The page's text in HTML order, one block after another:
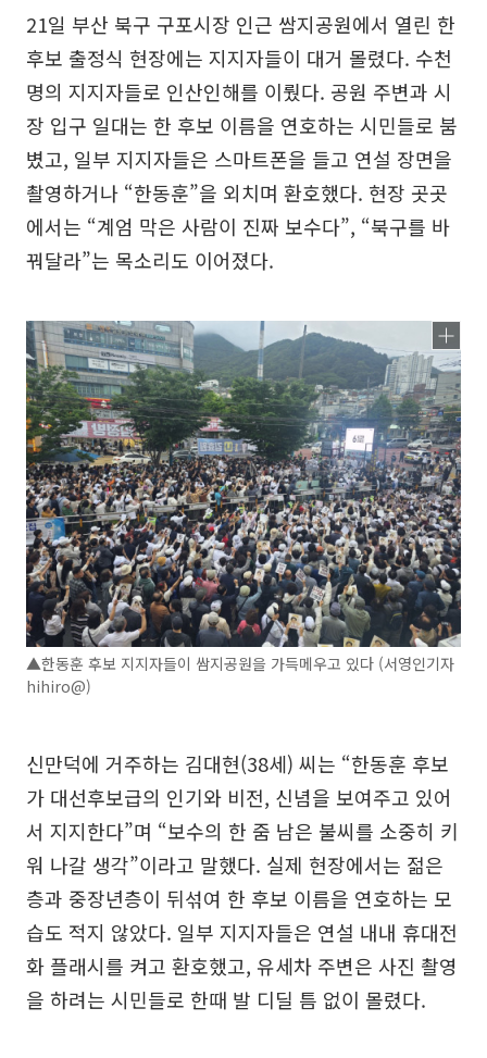
21일 부산 북구 구포시장 인근 쌈지공원에서 열린 한
후보 출정식 현장에는 지지자들이 대거 몰렸다. 수천
명의 지지자들로 인산인해를 이뤘다. 공원 주변과 시
장 입구 일대는 한 후보 이름을 연호하는 시민들로 붐
볐고, 일부 지지자들은 스마트폰을 들고 연설 장면을
촬영하거나 “한동훈”을 외치며 환호했다. 현장 곳곳
에서는 “계엄 막은 사람이 진짜 보수다”, “북구를 바
꿔달라”는 목소리도 이어졌다.
▲한동훈 후보 지지자들이 쌈지공원을 가득메우고 있다 (서영인기자
hihiro@)
신만덕에 거주하는 김대현(38세) 씨는 “한동훈 후보
가 대선후보급의 인기와 비전, 신념을 보여주고 있어
서 지지한다”며 “보수의 한 줌 남은 불씨를 소중히 키
워 나갈 생각”이라고 말했다. 실제 현장에서는 젊은
층과 중장년층이 뒤섞여 한 후보 이름을 연호하는 모
습도 적지 않았다. 일부 지지자들은 연설 내내 휴대전
화 플래시를 켜고 환호했고, 유세차 주변은 사진 촬영
을 하려는 시민들로 한때 발 디딜 틈 없이 몰렸다.